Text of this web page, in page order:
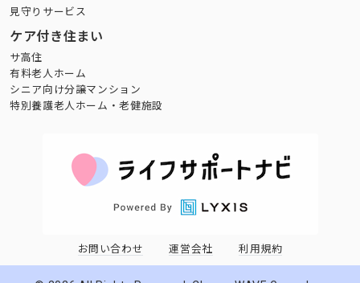
見守りサービス
ケア付き住まい
サ高住
有料老人ホーム
シニア向け分譲マンション
特別養護老人ホーム・老健施設
お問い合わせ 運営会社 利用規約